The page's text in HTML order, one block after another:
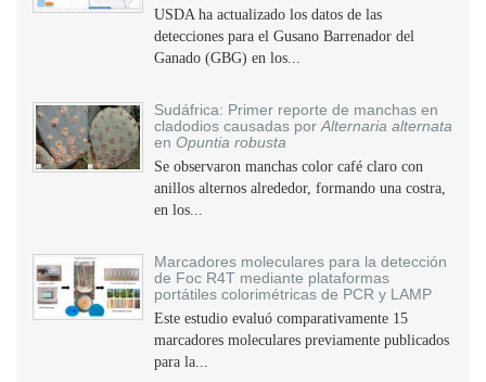
USDA ha actualizado los datos de las
detecciones para el Gusano Barrenador del
Ganado (GBG) en los...
Sudáfrica: Primer reporte de manchas en
cladodios causadas por Alternaria alternata
en Opuntia robusta
Se observaron manchas color café claro con
anillos alternos alrededor, formando una costra,
en los...
Marcadores moleculares para la detección
de Foc R4T mediante plataformas
portátiles colorimétricas de PCR y LAMP
Este estudio evaluó comparativamente 15
marcadores moleculares previamente publicados
para la...